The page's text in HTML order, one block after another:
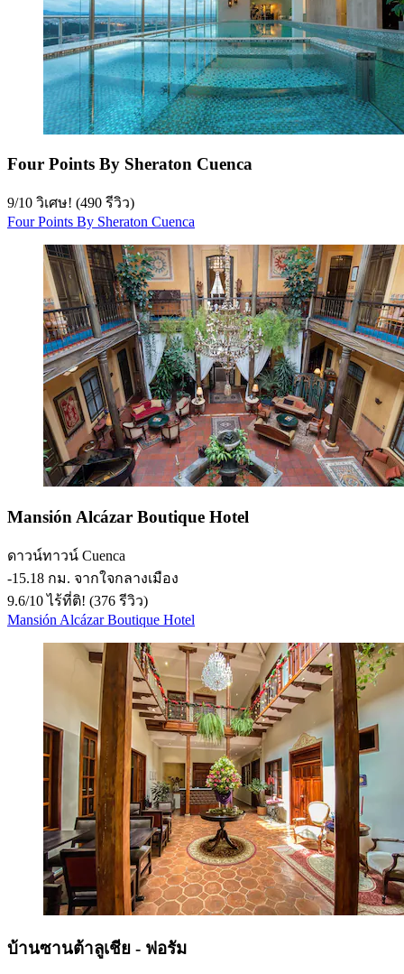
Four Points By Sheraton Cuenca
9/10 วิเศษ! (490 รีวิว)
Four Points By Sheraton Cuenca
Mansión Alcázar Boutique Hotel
ดาวน์ทาวน์ Cuenca
‐15.18 กม. จากใจกลางเมือง
9.6/10ไร้ที่ติ! (376 รีวิว)
Mansión Alcázar Boutique Hotel
บ้านซานต้าลูเชีย - ฟอรัม